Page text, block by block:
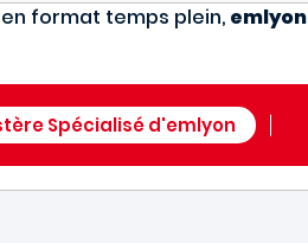
format temps plein, emlyon
Spécialisé d'emlyon